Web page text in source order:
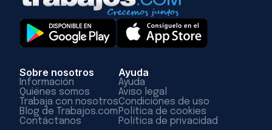
Sobre nosotros
Información
Quiénes somos
Trabaja con nosotros
Blog de Trabajos.com
Contáctanos
Ayuda
Ayuda
Aviso legal
Condiciones de uso
Política de cookies
Política de privacidad